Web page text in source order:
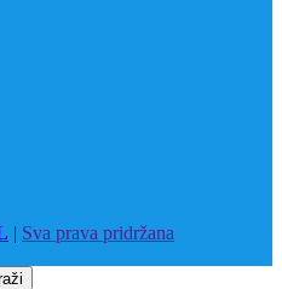
| Sva prava pridržana